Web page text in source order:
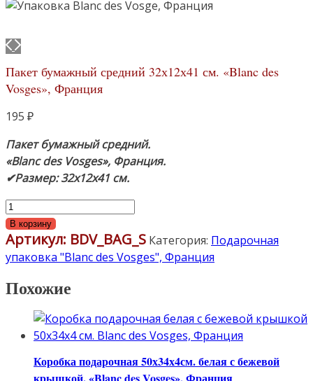
Пакет бумажный средний 32х12х41 см. «Blanc des
Vosges», Франция
195 ₽
Пакет бумажный средний.
«Blanc des Vosges», Франция.
✔Размер: 32х12х41 см.
Количество
товара
Пакет
бумажный
32х12х41
«Blanc
des
Vosges»,
Франция
В корзину
Артикул: BDV_BAG_S Категория: Подарочная
упаковка "Blanc des Vosges", Франция
Похожие
Коробка подарочная 50х34х4см. белая с бежевой